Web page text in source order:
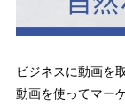
ビジネスに動画を
動画を使ってマー